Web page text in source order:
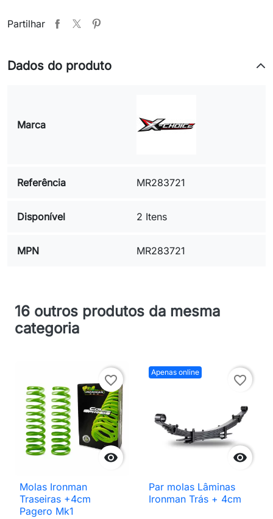
Partilhar
Dados do produto
Marca
Referência MR283721
Disponível 2 Itens
MPN MR283721
16 outros produtos da mesma
categoria

favorite_border
Molas Ironman
Traseiras +4cm
Pagero Mk1
Apenas online

favorite_border
Par molas Lâminas
Ironman Trás + 4cm